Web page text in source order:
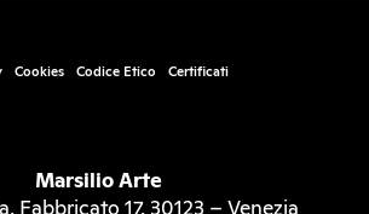
Cookies Codice Etico Certificati
Marsilio Arte
Fabbricato 17, 30123 – Venezia